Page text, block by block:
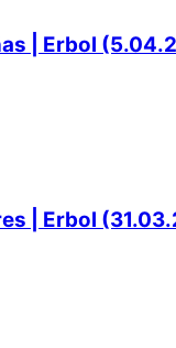
| Erbol
| Erbol